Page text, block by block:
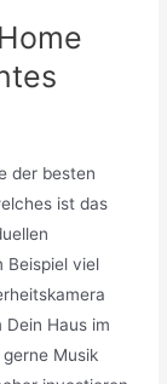
der besten
ist das
Beispiel viel
Haus im
Musik